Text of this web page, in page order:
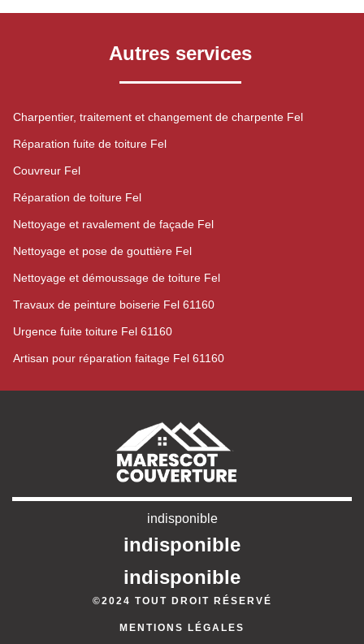
Autres services
Charpentier, traitement et changement de charpente Fel
Réparation fuite de toiture Fel
Couvreur Fel
Réparation de toiture Fel
Nettoyage et ravalement de façade Fel
Nettoyage et pose de gouttière Fel
Nettoyage et démoussage de toiture Fel
Travaux de peinture boiserie Fel 61160
Urgence fuite toiture Fel 61160
Artisan pour réparation faitage Fel 61160
indisponible
indisponible
indisponible
©2024 TOUT DROIT RÉSERVÉ
MENTIONS LÉGALES